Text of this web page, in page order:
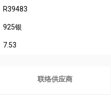
R39483
925银
7.53
联络供应商